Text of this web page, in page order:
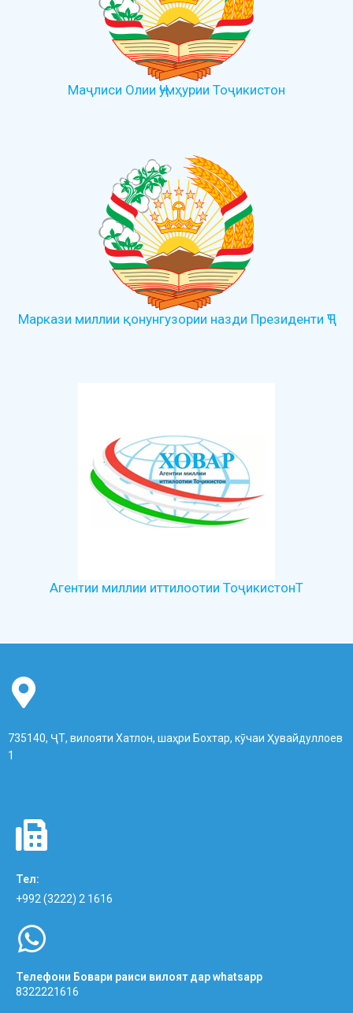
Маҷлиси Олии Ҷумҳурии Тоҷикистон
Маркази миллии қонунгузории назди Президенти ҶТ
Агентии миллии иттилоотии ТоҷикистонТ
735140, ҶТ, вилояти Хатлон, шаҳри Бохтар, кӯчаи Ҳувайдуллоев
1
Тел:
+992 (3222) 2 1616
Телефони Бовари раиси вилоят дар whatsapp
8322221616